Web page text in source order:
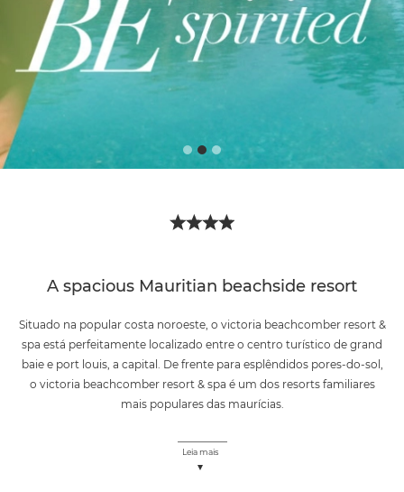
A spacious Mauritian beachside resort
Situado na popular costa noroeste, o victoria beachcomber resort &
spa está perfeitamente localizado entre o centro turístico de grand
baie e port louis, a capital. De frente para esplêndidos pores-do-sol,
o victoria beachcomber resort & spa é um dos resorts familiares
mais populares das maurícias.
Leia mais